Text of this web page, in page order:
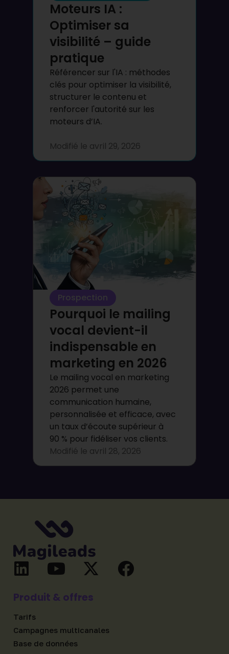
Moteurs IA :
Optimiser sa
visibilité – guide
pratique
Référencer sur l'IA : méthodes
clés pour optimiser la visibilité,
structurer le contenu et
renforcer l'autorité sur les
moteurs d’IA.
Modifié le avril 29, 2026
Prospection
Pourquoi le mailing
vocal devient-il
indispensable en
marketing en 2026
Le mailing vocal en marketing
2026 permet une
communication humaine,
personnalisée et efficace, avec
un taux d’écoute supérieur à
90 % pour fidéliser vos clients.
Modifié le avril 28, 2026
Produit & offres
Tarifs
Campagnes multicanales
Base de données